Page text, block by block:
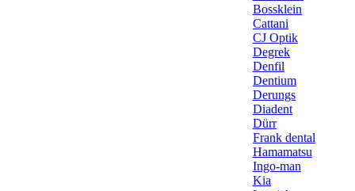
Bossklein
Cattani
CJ Optik
Degrek
Denfil
Dentium
Derungs
Diadent
Dürr
Frank dental
Hamamatsu
Ingo-man
Kia